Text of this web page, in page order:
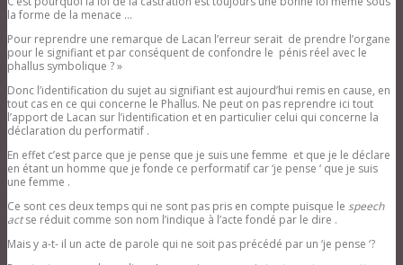
la forme de la menace …
Pour reprendre une remarque de Lacan l’erreur serait de prendre l’organe
pour le signifiant et par conséquent de confondre le pénis réel avec le
phallus symbolique ? »
Donc l’identification du sujet au signifiant est aujourd’hui remis en cause, en
tout cas en ce qui concerne le Phallus. Ne peut on pas reprendre ici tout
l’apport de Lacan sur l’identification et en particulier celui qui concerne la
déclaration du performatif .
En effet c’est parce que je pense que je suis une femme et que je le déclare
en étant un homme que je fonde ce performatif car ‘je pense ‘ que je suis
une femme .
Ce sont ces deux temps qui ne sont pas pris en compte puisque le speech
actse réduit comme son nom l’indique à l’acte fondé par le dire .
Mais y a-t- il un acte de parole qui ne soit pas précédé par un ‘je pense ‘?